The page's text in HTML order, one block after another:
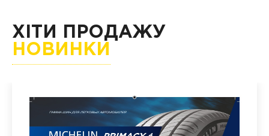
ХІТИ ПРОДАЖУ
НОВИНКИ